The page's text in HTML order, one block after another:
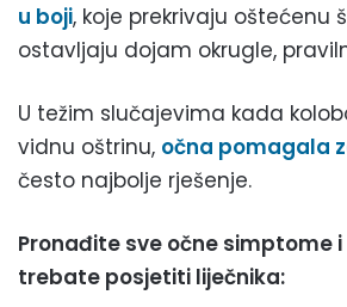
u boji, koje prekrivaju oštećenu
ostavljaju dojam okrugle,
U težim slučajevima kada
vidnu oštrinu, očna pomagala
često najbolje rješenje.
Pronađite sve očne simptome
trebate posjetiti liječnika: